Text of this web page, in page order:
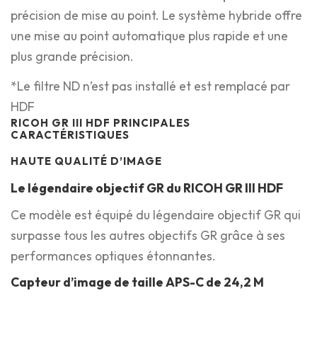
précision de mise au point. Le système hybride offre
une mise au point automatique plus rapide et une
plus grande précision.
*Le filtre ND n’est pas installé et est remplacé par
HDF
RICOH GR III HDF PRINCIPALES
CARACTÉRISTIQUES
HAUTE QUALITÉ D’IMAGE
Le légendaire objectif GR du RICOH GR III HDF
Ce modèle est équipé du légendaire objectif GR qui
surpasse tous les autres objectifs GR grâce à ses
performances optiques étonnantes.
Capteur d’image de taille APS-C de 24,2 M